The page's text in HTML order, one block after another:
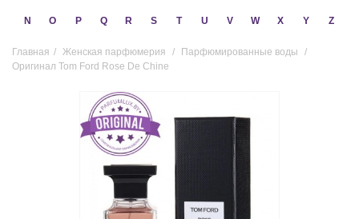
N O P Q R S T U V W X Y Z
Главная / Женская парфюмерия / Парфюмированные воды
/
Оригинал Tom Ford Rose De Chine